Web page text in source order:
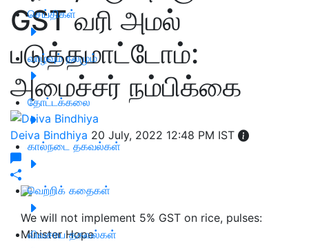
செய்திகள்
வாழ்வும் நலமும்
தோட்டக்கலை
கால்நடை தகவல்கள்
வெற்றிக் கதைகள்
விவசாய தகவல்கள்
GST வரி அமல்
படுத்தமாட்டோம்:
அமைச்சர் நம்பிக்கை
Deiva Bindhiya 20 July, 2022 12:48 PM IST
We will not implement 5% GST on rice, pulses:
Minister Hope